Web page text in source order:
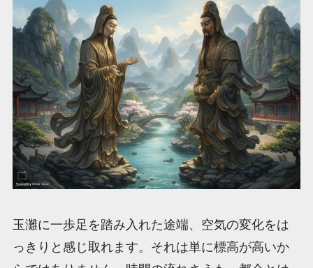
玉灘に一歩足を踏み入れた途端、空気の変化をは
っきりと感じ取れます。それは単に標高が高いか